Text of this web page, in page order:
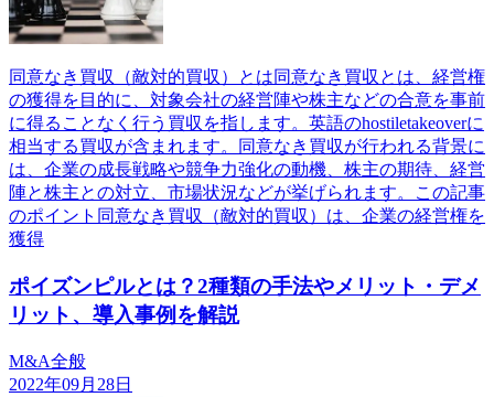
同意なき買収（敵対的買収）とは同意なき買収とは、経営権
の獲得を目的に、対象会社の経営陣や株主などの合意を事前
に得ることなく行う買収を指します。英語のhostiletakeoverに
相当する買収が含まれます。同意なき買収が行われる背景に
は、企業の成長戦略や競争力強化の動機、株主の期待、経営
陣と株主との対立、市場状況などが挙げられます。この記事
のポイント同意なき買収（敵対的買収）は、企業の経営権を
獲得
ポイズンピルとは？2種類の手法やメリット・デメ
リット、導入事例を解説
M&A全般
2022年09月28日